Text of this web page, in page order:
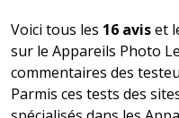
Voici tous les 16 aviset
sur le Appareils Photo
commentaires des
Parmis ces tests des